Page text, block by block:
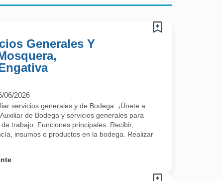
Generales Y
06/2026
servicios generales y de Bodega ¡Únete a
de Bodega y servicios generales para
trabajo. Funciones principales: Recibir,
insumos o productos en la bodega. Realizar